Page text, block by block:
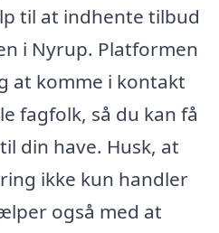
til at indhente tilbud
i Nyrup. Platformen
at komme i kontakt
fagfolk, så du kan få
din have. Husk, at
ikke kun handler
også med at